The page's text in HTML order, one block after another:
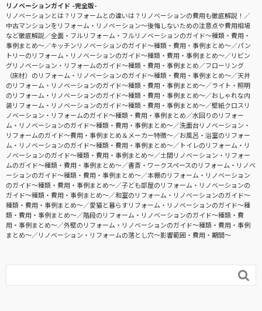
リノベーションガイド -完全版-
リノベーションとは？リフォームとの違いは？リノベーションの費用も徹底解説！
中古マンションをリフォーム・リノベーション〜後悔しないための注意点や費用相場
など徹底解説
全面・フルリフォーム・フルリノベーションのガイド〜種類・費用・
事例まとめ〜
キッチンリノベーションのガイド〜種類・費用・事例まとめ〜
パン
トリーのリフォーム・リノベーションのガイド〜種類・費用・事例まとめ〜
リビン
グリノベーション・リフォームのガイド〜種類・費用・事例まとめ
フローリング
（床材）のリフォーム・リノベーションのガイド〜種類・費用・事例まとめ〜
天井
のリフォーム・リノベーションのガイド〜種類・費用・事例まとめ〜
ライト・照明
のリフォーム・リノベーションのガイド〜種類・費用・事例まとめ〜
おしゃれな内
装リフォーム・リノベーションのガイド〜種類・費用・事例まとめ〜
壁紙クロスリ
ノベーション・リフォームのガイド〜種類・費用・事例まとめ
水回りのリフォー
ム・リノベーションのガイド〜種類・費用・事例まとめ〜
洗面台リノベーション・
リフォームのガイド〜費用・事例まとめ＆メーカー特徴〜
お風呂・浴室のリフォー
ム・リノベーションのガイド〜種類・費用・事例まとめ〜
トイレのリフォーム・リ
ノベーションのガイド〜種類・費用・事例まとめ〜
土間リノベーション・リフォー
ムのガイド〜種類・費用・事例まとめ〜
書斎・ワークスペースのリフォーム・リノベ
ーションのガイド〜種類・費用・事例まとめ〜
本棚のリフォーム・リノベーション
のガイド〜種類・費用・事例まとめ〜
子ども部屋のリフォーム・リノベーションの
ガイド〜種類・費用・事例まとめ〜
和室のリフォーム・リノベーションのガイド〜
種類・費用・事例まとめ〜
愛猫と暮らすリフォーム・リノベーションのガイド〜種
類・費用・事例まとめ〜
階段のリフォーム・リノベーションのガイド〜種類・費
用・事例まとめ〜
外壁のリフォーム・リノベーションのガイド〜種類・費用・事例
まとめ〜
リノベーション・リフォームの落とし穴～影響範囲・費用・期間～
